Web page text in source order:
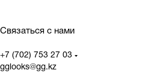
Связаться с нами
+7 (702) 753 27 03
gglooks@gg.kz